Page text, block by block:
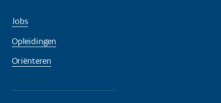
Jobs
Opleidingen
Oriënteren